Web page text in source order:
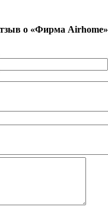
о «Фирма Airhome»